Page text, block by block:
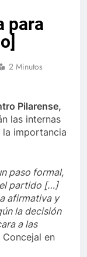
para
2 Minutos
Pilarense,
las internas
importancia
paso formal,
partido […]
afirmativa y
la decisión
a las
en